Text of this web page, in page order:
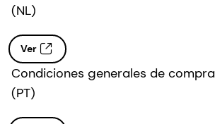
(NL)
Ver
Condiciones generales de compra
(PT)